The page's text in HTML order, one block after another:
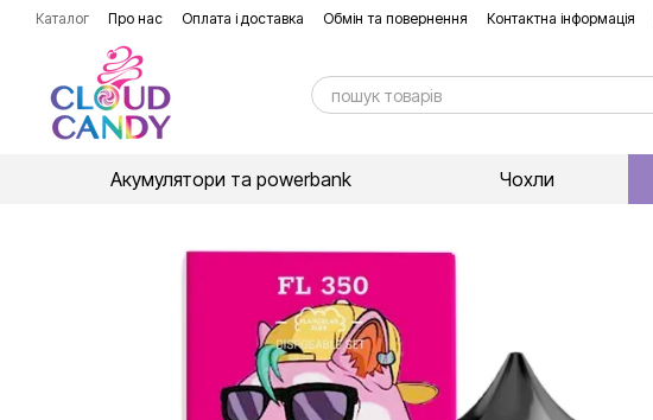
Перейти до основного контенту
Каталог Про нас Оплата і доставка Обмін та повернення Контактна інформація
Акумулятори та powerbank Чохли